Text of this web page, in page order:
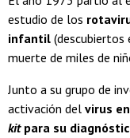
estudio de los
infantil (descubiertos
muerte de miles de
Junto a su grupo de
activación del virus
kitpara su